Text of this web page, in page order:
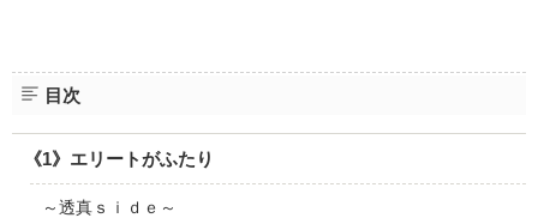
目次
《1》エリートがふたり
～透真ｓｉｄｅ～